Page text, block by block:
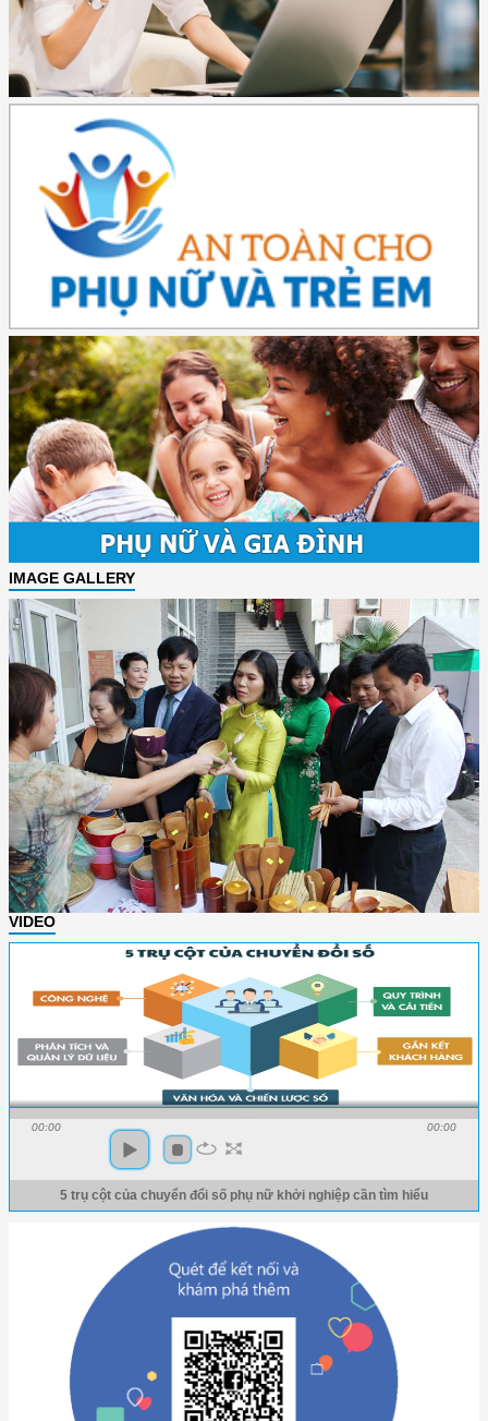
IMAGE GALLERY
VIDEO
00:00 00:00
5 trụ cột của chuyển đổi số phụ nữ khởi nghiệp cần tìm hiểu